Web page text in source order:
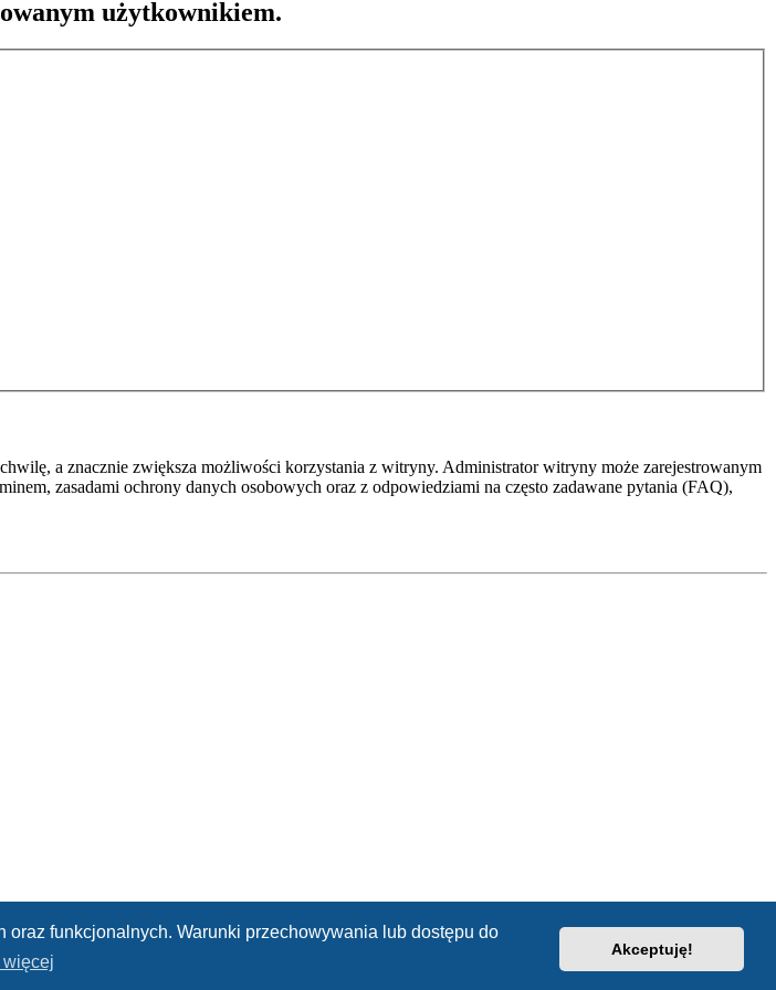
funkcjonalnych. Warunki przechowywania lub dostępu do
więcej
Akceptuję!
użytkownikiem.
a znacznie zwiększa możliwości korzystania z witryny. Administrator witryny może zarejestrowanym
zasadami ochrony danych osobowych oraz z odpowiedziami na często zadawane pytania (FAQ),